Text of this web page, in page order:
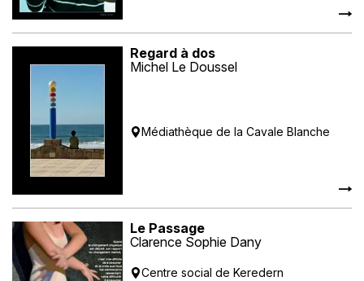
Regard à dos
Michel Le Doussel
Médiathèque de la Cavale Blanche
Le Passage
Clarence Sophie Dany
Centre social de Keredern